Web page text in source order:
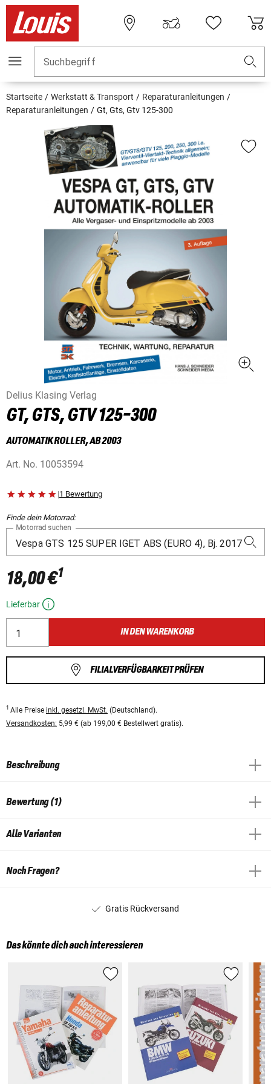
Suchbegriff
Startseite Werkstatt & Transport
Reparaturanleitungen
Reparaturanleitungen
Gt, Gts, Gtv 125-300
Delius Klasing Verlag
GT, GTS, GTV 125-300
AUTOMATIK ROLLER, AB 2003
Art. No. 10053594
|1 Bewertung
Finde dein Motorrad:
Motorrad suchen
18,00 €1
Lieferbar
IN DEN WARENKORB
FILIALVERFÜGBARKEIT PRÜFEN
1 Alle Preise inkl. gesetzl. MwSt. (Deutschland).
Versandkosten: 5,99 € (ab 199,00 € Bestellwert gratis).
Beschreibung
Bewertung (1)
Alle Varianten
Noch Fragen?
Gratis Rückversand
Das könnte dich auch interessieren